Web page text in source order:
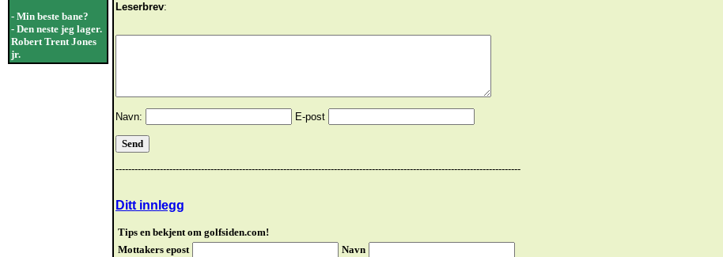
- Min beste bane?
- Den neste jeg lager.
Robert Trent Jones
jr.
Leserbrev:
Navn: E-post
--------------------------------------------------------------------------------------------------------------------------------
Ditt innlegg
Tips en bekjent om golfsiden.com!
Mottakers epost
Navn